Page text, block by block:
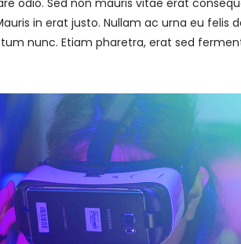
odio. Sed non mauris vitae erat
in erat justo. Nullam ac urna eu
nunc. Etiam pharetra, erat sed